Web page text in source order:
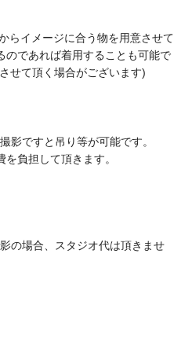
らイメージに合う物を用意させて
のであれば着用することも可能で
せて頂く場合がございます)
影ですと吊り等が可能です。
負担して頂きます。
の場合、スタジオ代は頂きませ